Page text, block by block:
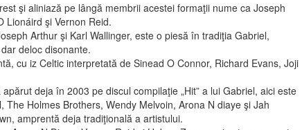
şi aliniază pe lângă membrii acestei formaţii nume ca Joseph
Lionáird şi Vernon Reid.
Arthur şi Karl Wallinger, este o piesă în tradiţia Gabriel,
deloc disonante.
cu iz Celtic interpretată de Sinead O Connor, Richard Evans, Joji
apărut deja în 2003 pe discul compilaţie „Hit” a lui Gabriel, aici este
Holmes Brothers, Wendy Melvoin, Arona N diaye şi Jah
amprentă deja tradiţională a artistului.